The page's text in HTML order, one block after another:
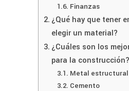
Finanzas
¿Qué hay que tener
elegir un material?
¿Cuáles son los
para la construcción?
Metal estructural
Cemento